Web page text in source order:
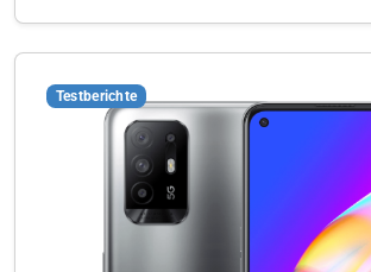
Testberichte